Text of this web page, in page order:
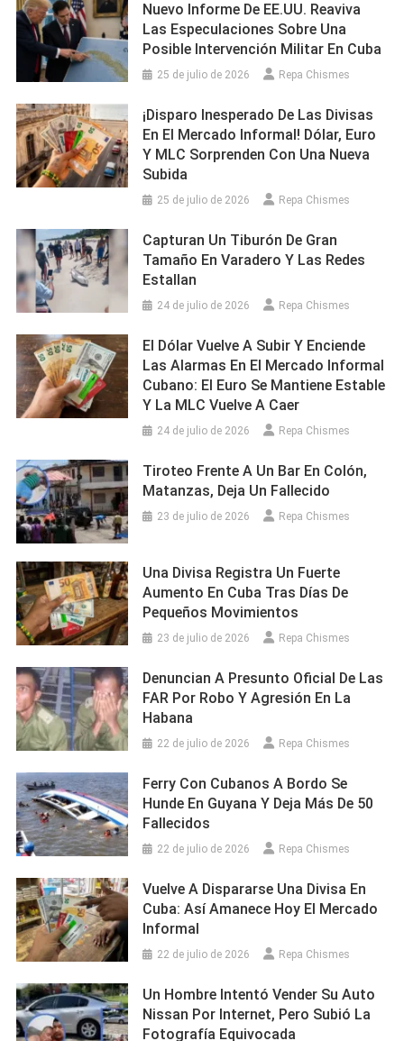
Nuevo Informe De EE.UU. Reaviva
Las Especulaciones Sobre Una
Posible Intervención Militar En Cuba
25 de julio de 2026 Repa Chismes
¡Disparo Inesperado De Las Divisas
En El Mercado Informal! Dólar, Euro
Y MLC Sorprenden Con Una Nueva
Subida
25 de julio de 2026 Repa Chismes
Capturan Un Tiburón De Gran
Tamaño En Varadero Y Las Redes
Estallan
24 de julio de 2026 Repa Chismes
El Dólar Vuelve A Subir Y Enciende
Las Alarmas En El Mercado Informal
Cubano: El Euro Se Mantiene Estable
Y La MLC Vuelve A Caer
24 de julio de 2026 Repa Chismes
Tiroteo Frente A Un Bar En Colón,
Matanzas, Deja Un Fallecido
23 de julio de 2026 Repa Chismes
Una Divisa Registra Un Fuerte
Aumento En Cuba Tras Días De
Pequeños Movimientos
23 de julio de 2026 Repa Chismes
Denuncian A Presunto Oficial De Las
FAR Por Robo Y Agresión En La
Habana
22 de julio de 2026 Repa Chismes
Ferry Con Cubanos A Bordo Se
Hunde En Guyana Y Deja Más De 50
Fallecidos
22 de julio de 2026 Repa Chismes
Vuelve A Dispararse Una Divisa En
Cuba: Así Amanece Hoy El Mercado
Informal
22 de julio de 2026 Repa Chismes
Un Hombre Intentó Vender Su Auto
Nissan Por Internet, Pero Subió La
Fotografía Equivocada